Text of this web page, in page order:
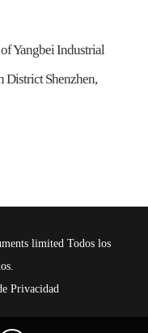
Yangbei Industrial
District Shenzhen,
limitedTodos los
Privacidad